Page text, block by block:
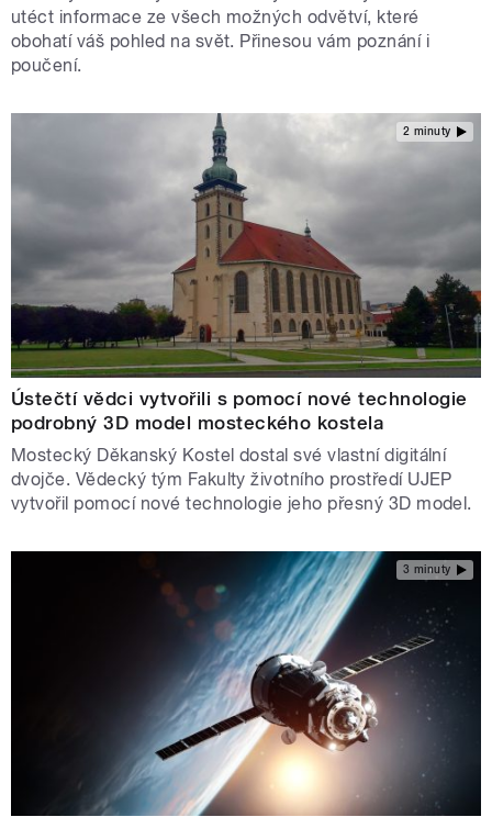
utéct informace ze všech možných odvětví, které
obohatí váš pohled na svět. Přinesou vám poznání i
poučení.
2 minuty
Ústečtí vědci vytvořili s pomocí nové technologie
podrobný 3D model mosteckého kostela
Mostecký Děkanský Kostel dostal své vlastní digitální
dvojče. Vědecký tým Fakulty životního prostředí UJEP
vytvořil pomocí nové technologie jeho přesný 3D model.
3 minuty